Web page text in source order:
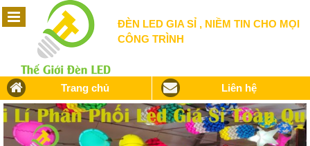
ĐÈN LED GIA SỈ , NIỀM TIN CHO MỌI
CÔNG TRÌNH
Trang chủ Liên hệ